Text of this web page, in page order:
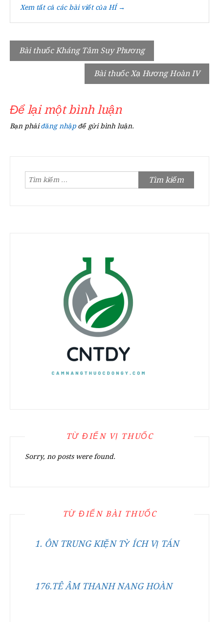
Xem tất cả các bài viết của HÍ →
Điều
hướng
Bài thuốc Kháng Tâm Suy Phương
Bài thuốc Xạ Hương Hoàn IV
Để lại một bình luận
Bạn phảiđăng nhập để gửi bình luận.
Tìm
TỪ ĐIỂN VỊ THUỐC
Sorry, no posts were found.
TỪ ĐIỂN BÀI THUỐC
1. ÔN TRUNG KIỆN TỲ ÍCH VỊ TÁN
176.TÊ ÂM THANH NANG HOÀN